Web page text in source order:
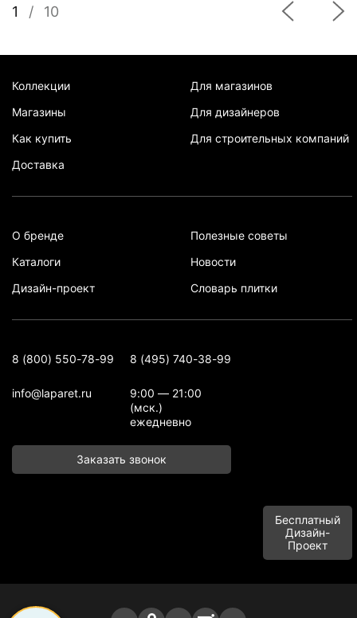
1 / 10
Коллекции
Магазины
Как купить
Доставка
Для магазинов
Для дизайнеров
Для строительных компаний
О бренде
Каталоги
Дизайн-проект
Полезные советы
Новости
Словарь плитки
8 (800) 550-78-99 8 (495) 740-38-99
info@laparet.ru
9:00 — 21:00
(мск.)
ежедневно
Заказать звонок
Бесплатный
Дизайн-
Проект